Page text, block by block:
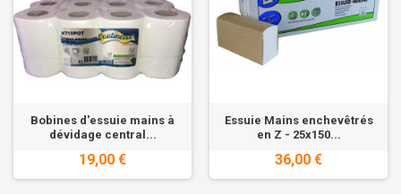
Bobines d'essuie mains à
dévidage central...
19,00 €
Essuie Mains enchevêtrés
en Z - 25x150...
36,00 €